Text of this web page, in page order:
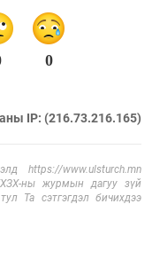
0
IP: (216.73.216.165)
https://www.ulsturch.mn
ны журмын дагуу зүй
Та сэтгэгдэл бичихдээ